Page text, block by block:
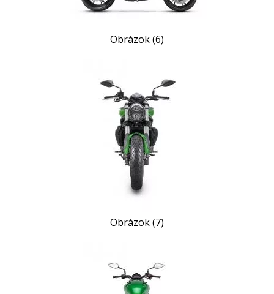
Obrázok (6)
Obrázok (7)